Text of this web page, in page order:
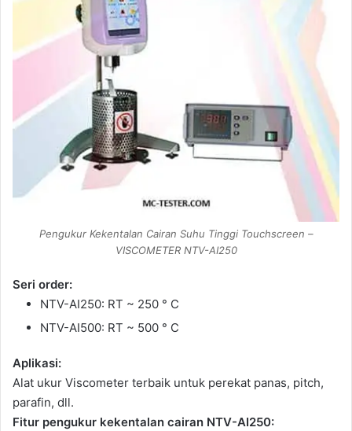
Pengukur Kekentalan Cairan Suhu Tinggi Touchscreen –
VISCOMETER NTV-AI250
Seri order:
NTV-AI250: RT ~ 250 ° C
NTV-AI500: RT ~ 500 ° C
Aplikasi:
Alat ukur Viscometer terbaik untuk perekat panas, pitch,
parafin, dll.
Fitur pengukur kekentalan cairan NTV-AI250: